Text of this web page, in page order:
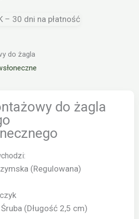
do żagla
do żagla
(Regulowana)
(Długość 2,5 cm)